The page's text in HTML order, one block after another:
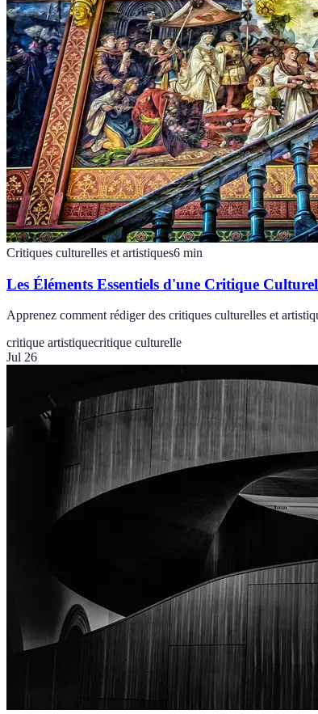
Critiques culturelles et artistiques6 min
Les Éléments Essentiels d'une Critique
Apprenez comment rédiger des critiques culturelles et
critique artistiquecritique culturelle
Jul 26